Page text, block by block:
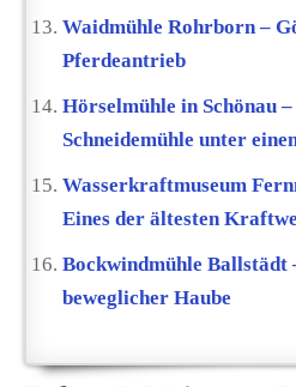
Waidmühle Rohrborn –
Pferdeantrieb
Hörselmühle in Schönau
Schneidemühle unter
Wasserkraftmuseum
Eines der ältesten
Bockwindmühle Ballstädt
beweglicher Haube